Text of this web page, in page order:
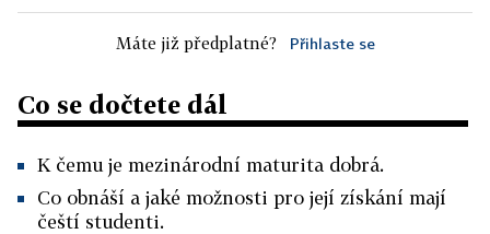
Máte již předplatné? Přihlaste se
Co se dočtete dál
K čemu je mezinárodní maturita dobrá.
Co obnáší a jaké možnosti pro její získání mají
čeští studenti.